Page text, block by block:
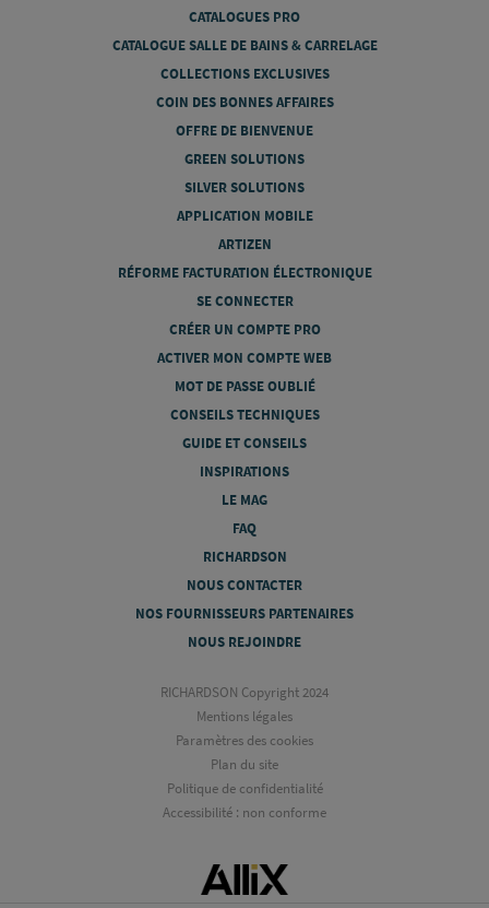
CATALOGUES PRO
CATALOGUE SALLE DE BAINS & CARRELAGE
COLLECTIONS EXCLUSIVES
COIN DES BONNES AFFAIRES
OFFRE DE BIENVENUE
GREEN SOLUTIONS
SILVER SOLUTIONS
APPLICATION MOBILE
ARTIZEN
RÉFORME FACTURATION ÉLECTRONIQUE
SE CONNECTER
CRÉER UN COMPTE PRO
ACTIVER MON COMPTE WEB
MOT DE PASSE OUBLIÉ
CONSEILS TECHNIQUES
GUIDE ET CONSEILS
INSPIRATIONS
LE MAG
FAQ
RICHARDSON
NOUS CONTACTER
NOS FOURNISSEURS PARTENAIRES
NOUS REJOINDRE
RICHARDSON Copyright 2024
Mentions légales
Paramètres des cookies
Plan du site
Politique de confidentialité
Accessibilité : non conforme